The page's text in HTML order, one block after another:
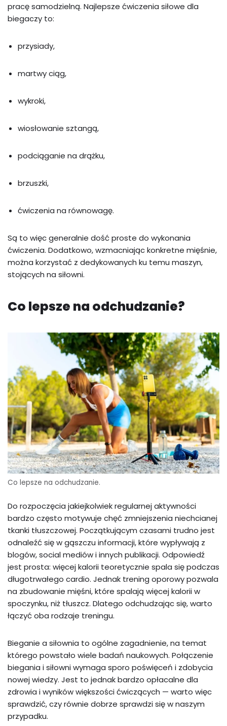
pracę samodzielną. Najlepsze ćwiczenia siłowe dla
biegaczy to:
przysiady,
martwy ciąg,
wykroki,
wiosłowanie sztangą,
podciąganie na drążku,
brzuszki,
ćwiczenia na równowagę.
Są to więc generalnie dość proste do wykonania
ćwiczenia. Dodatkowo, wzmacniając konkretne mięśnie,
można korzystać z dedykowanych ku temu maszyn,
stojących na siłowni.
Co lepsze na odchudzanie?
Co lepsze na odchudzanie.
Do rozpoczęcia jakiejkolwiek regularnej aktywności
bardzo często motywuje chęć zmniejszenia niechcianej
tkanki tłuszczowej. Początkującym czasami trudno jest
odnaleźć się w gąszczu informacji, które wypływają z
blogów, social mediów i innych publikacji. Odpowiedź
jest prosta: więcej kalorii teoretycznie spala się podczas
długotrwałego cardio. Jednak trening oporowy pozwala
na zbudowanie mięśni, które spalają więcej kalorii w
spoczynku, niż tłuszcz. Dlatego odchudzając się, warto
łączyć oba rodzaje treningu.
Bieganie a siłownia to ogólne zagadnienie, na temat
którego powstało wiele badań naukowych. Połączenie
biegania i siłowni wymaga sporo poświęceń i zdobycia
nowej wiedzy. Jest to jednak bardzo opłacalne dla
zdrowia i wyników większości ćwiczących — warto więc
sprawdzić, czy równie dobrze sprawdzi się w naszym
przypadku.